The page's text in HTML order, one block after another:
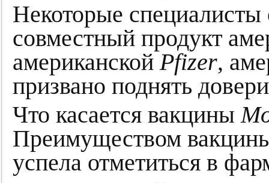
Некоторые
совместный продукт
американcкой Pfizer,
призвано поднять
Что касается вакцины
Преимуществом
успела отметиться в